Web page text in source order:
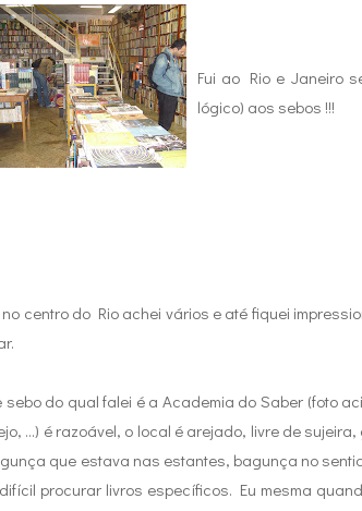
Fui ao Rio e Janeiro
lógico) aos sebos !!!
no centro do Rio achei vários e até fiquei
sebo do qual falei é a Academia do Saber (foto
...) é razoável, o local é arejado, livre de
que estava nas estantes, bagunça no
procurar livros específicos. Eu mesma